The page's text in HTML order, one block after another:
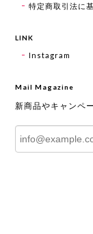
特定商取引法に
LINK
Instagram
Mail Magazine
新商品やキャンペ